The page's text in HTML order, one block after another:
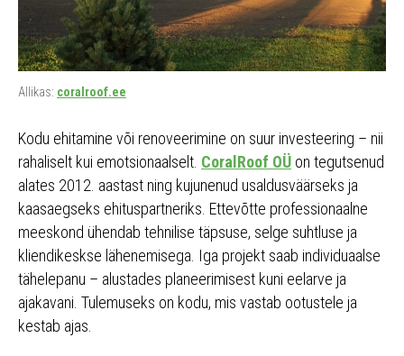
Allikas: coralroof.ee
Kodu ehitamine või renoveerimine on suur investeering – nii
rahaliselt kui emotsionaalselt. CoralRoof OÜ on tegutsenud
alates 2012. aastast ning kujunenud usaldusväärseks ja
kaasaegseks ehituspartneriks. Ettevõtte professionaalne
meeskond ühendab tehnilise täpsuse, selge suhtluse ja
kliendikeskse lähenemisega. Iga projekt saab individuaalse
tähelepanu – alustades planeerimisest kuni eelarve ja
ajakavani. Tulemuseks on kodu, mis vastab ootustele ja
kestab ajas.